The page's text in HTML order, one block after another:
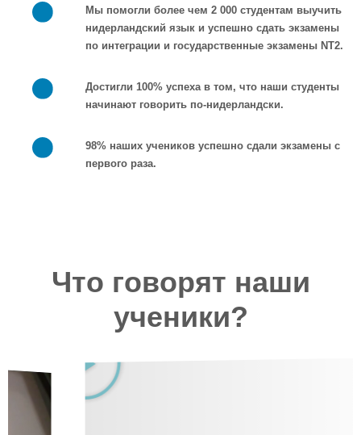
Мы помогли более чем 2 000 студентам выучить
нидерландский язык и успешно сдать экзамены
по интеграции и государственные экзамены NT2.
Достигли 100% успеха в том, что наши студенты
начинают говорить по-нидерландски.
98% наших учеников успешно сдали экзамены с
первого раза.
Что говорят наши
ученики?